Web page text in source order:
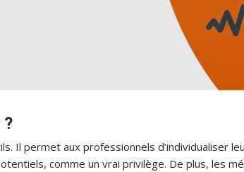
Il permet aux professionnels d’individualiser
comme un vrai privilège. De plus, les